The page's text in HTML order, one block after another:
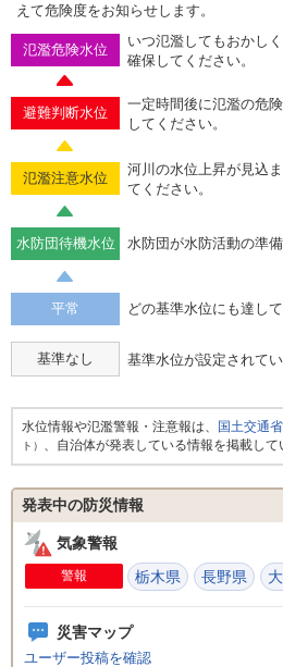
えて危険度をお知らせします。
氾濫危険水位
いつ氾濫してもおかし
確保してください。
避難判断水位
一定時間後に氾濫の危険
してください。
氾濫注意水位
河川の水位上昇が見込
てください。
水防団待機水位 水防団が水防活動の準備
平常 どの基準水位にも達して
基準なし 基準水位が設定されてい
水位情報や氾濫警報・注意報は、 国土交通省
ト） 、自治体が発表している情報を掲載して
発表中の防災情報
気象警報
警報 栃木県 長野県
災害マップ
ユーザー投稿を確認